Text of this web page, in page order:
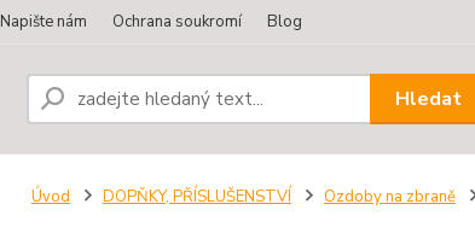
Napište nám Ochrana soukromí Blog
Hledat
Úvod DOPŇKY, PŘÍSLUŠENSTVÍ Ozdoby na zbraně